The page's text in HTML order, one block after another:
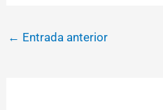
← Entrada anterior